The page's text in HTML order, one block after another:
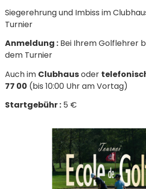
Siegerehrung und Imbiss im
Turnier
Anmeldung : Bei Ihrem Golflehrer
dem Turnier
Auch im Clubhausoder
77 00 (bis 10:00 Uhr am Vortag)
Startgebühr : 5 €